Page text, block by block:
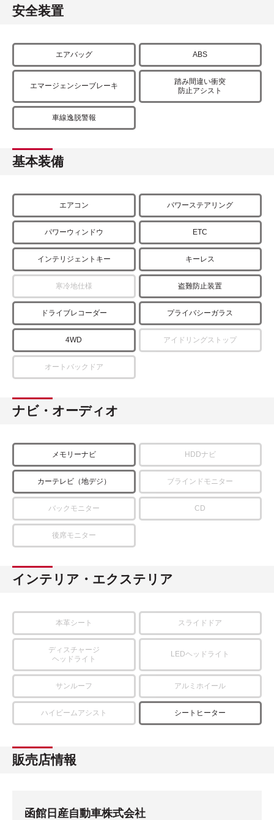
安全装置
エアバッグ ABS
エマージェンシーブレーキ
踏み間違い衝突
防止アシスト
車線逸脱警報
基本装備
エアコン パワーステアリング
パワーウィンドウ ETC
インテリジェントキー キーレス
寒冷地仕様 盗難防止装置
ドライブレコーダー プライバシーガラス
4WD アイドリングストップ
オートバックドア
ナビ・オーディオ
メモリーナビ HDDナビ
カーテレビ（地デジ） ブラインドモニター
バックモニター CD
後席モニター
インテリア・エクステリア
本革シート スライドドア
ディスチャージ
ヘッドライト
LEDヘッドライト
サンルーフ アルミホイール
ハイビームアシスト シートヒーター
販売店情報
函館日産自動車株式会社